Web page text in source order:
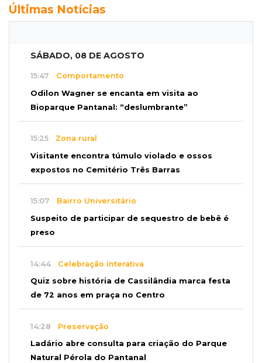
Últimas Notícias
SÁBADO, 08 DE AGOSTO
15:47 Comportamento
Odilon Wagner se encanta em visita ao
Bioparque Pantanal: “deslumbrante”
15:25 Zona rural
Visitante encontra túmulo violado e ossos
expostos no Cemitério Três Barras
15:07 Bairro Universitário
Suspeito de participar de sequestro de bebê é
preso
14:44 Celebração interativa
Quiz sobre história de Cassilândia marca festa
de 72 anos em praça no Centro
14:28 Preservação
Ladário abre consulta para criação do Parque
Natural Pérola do Pantanal